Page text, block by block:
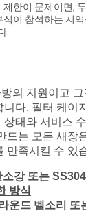
한이 문제이면,
식이 참석하는 지
.
의 지원이고
다. 필터 케이
상태와 서비스
드는 모든 새장
만족시킬 수 있
소강 또는
방식
운드 벨소리 또